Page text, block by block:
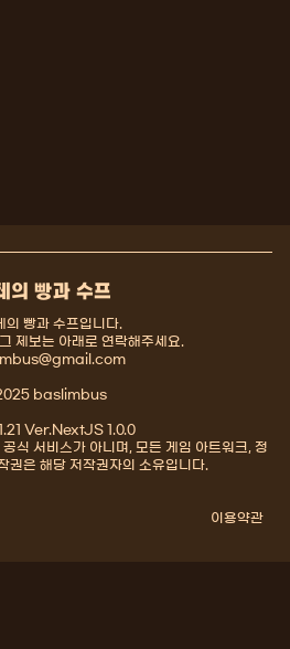
의 빵과 수프
의 빵과 수프입니다.
제보는 아래로 연락해주세요.
baslimbus
Ver.NextJS 1.0.0
식 서비스가 아니며, 모든 게임 아트워크, 정
권은 해당 저작권자의 소유입니다.
이용약관